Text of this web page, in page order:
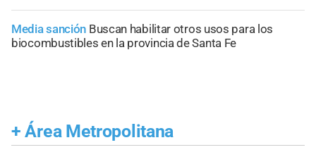
Media sanción Buscan habilitar otros usos para los
biocombustibles en la provincia de Santa Fe
+ Área Metropolitana